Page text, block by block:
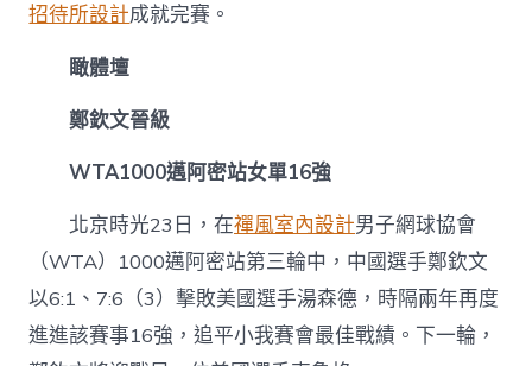
招待所設計成就完賽。
瞰體壇
鄭欽文晉級
WTA1000邁阿密站女單16強
北京時光23日，在禪風室內設計男子網球協會
（WTA）1000邁阿密站第三輪中，中國選手鄭欽文
以6:1、7:6（3）擊敗美國選手湯森德，時隔兩年再度
進進該賽事16強，追平小我賽會最佳戰績。下一輪，